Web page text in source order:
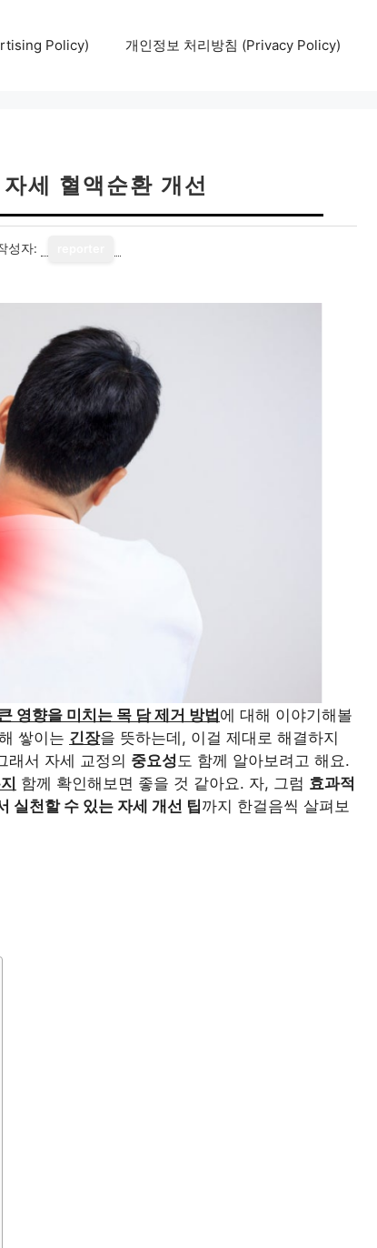
Policy) 개인정보 처리방침 (Privacy Policy)
세 혈액순환 개선
성자:
영향을 미치는 목 담 제거 방법 에 대해 이야기해볼
쌓이는 긴장을 뜻하는데, 이걸 제대로 해결하지
래서 자세 교정의 중요성도 함께 알아보려고 해요.
함께 확인해보면 좋을 것 같아요. 자, 그럼 효과적
실천할 수 있는 자세 개선 팁까지 한걸음씩 살펴보